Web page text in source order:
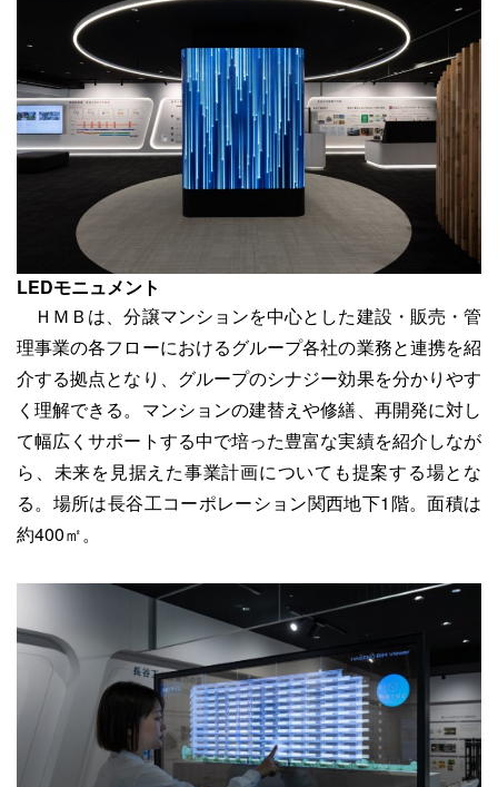
LEDモニュメント
ＨＭＢは、分譲マンションを中心とした建設・販売・管
理事業の各フローにおけるグループ各社の業務と連携を紹
介する拠点となり、グループのシナジー効果を分かりやす
く理解できる。マンションの建替えや修繕、再開発に対し
て幅広くサポートする中で培った豊富な実績を紹介しなが
ら、未来を見据えた事業計画についても提案する場とな
る。場所は長谷工コーポレーション関西地下1階。面積は
約400㎡。